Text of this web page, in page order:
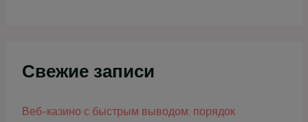
Свежие записи
Веб-казино с быстрым выводом: порядок